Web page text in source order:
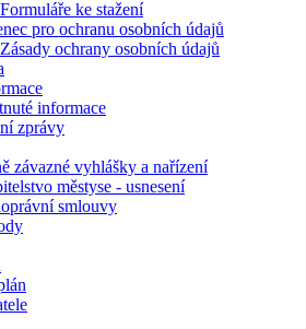
Formuláře ke stažení
pro ochranu osobních údajů
Zásady ochrany osobních údajů
informace
zprávy
závazné vyhlášky a nařízení
městyse - usnesení
smlouvy